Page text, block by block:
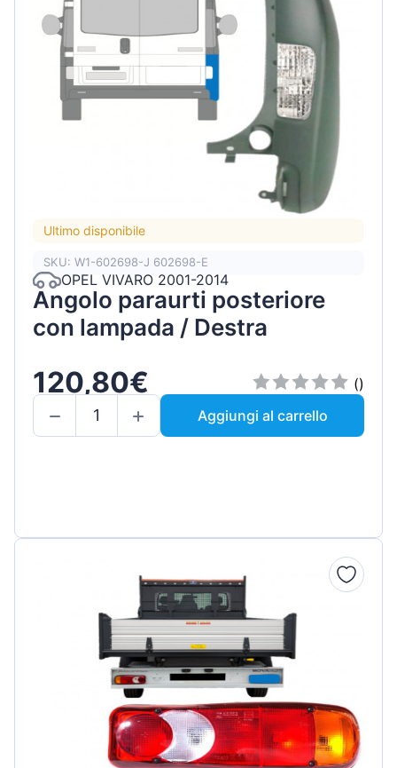
Ultimo disponibile
SKU: W1-602698-J 602698-E
OPEL VIVARO 2001-2014
Angolo paraurti posteriore
con lampada / Destra
120,80€
()
Aggiungi al carrello